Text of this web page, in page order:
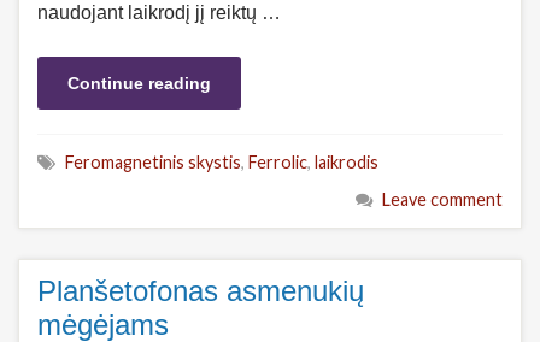
naudojant laikrodį jį reiktų …
Continue reading
Feromagnetinis skystis, Ferrolic, laikrodis
Leave comment
Planšetofonas asmenukių
mėgėjams